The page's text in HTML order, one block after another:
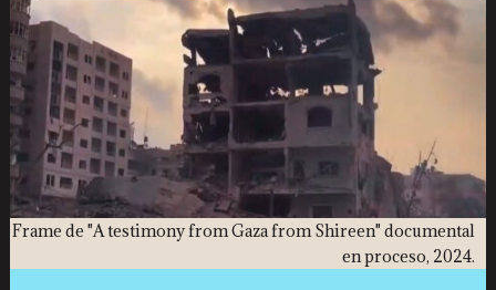
Frame de "A testimony from Gaza from Shireen" documental
en proceso, 2024.